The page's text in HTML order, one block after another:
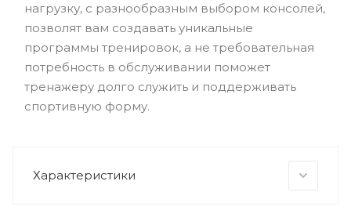
нагрузку, с разнообразным выбором консолей,
позволят вам создавать уникальные
программы тренировок, а не требовательная
потребность в обслуживании поможет
тренажеру долго служить и поддерживать
спортивную форму.
Характеристики